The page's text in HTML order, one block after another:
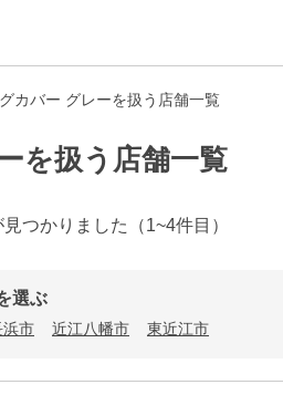
カバー グレーを扱う店舗一覧
を扱う店舗一覧
つかりました （1~4件目）
選ぶ
浜市 近江八幡市 東近江市